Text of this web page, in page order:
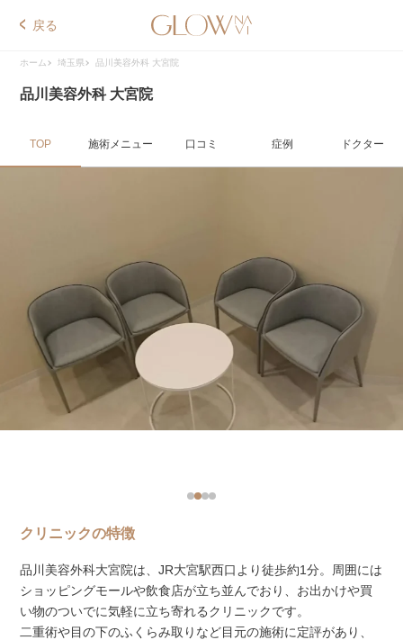
戻る
ホーム 埼玉県 品川美容外科 大宮院
品川美容外科 大宮院
TOP 施術メニュー 口コミ 症例 ドクター
クリニックの特徴
品川美容外科大宮院は、JR大宮駅西口より徒歩約1分。周囲には
ショッピングモールや飲食店が立ち並んでおり、お出かけや買
い物のついでに気軽に立ち寄れるクリニックです。
二重術や目の下のふくらみ取りなど目元の施術に定評があり、